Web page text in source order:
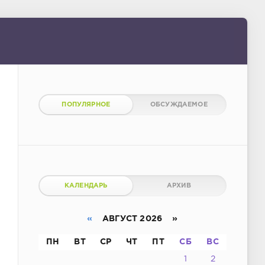
ПОПУЛЯРНОЕ ОБСУЖДАЕМОЕ
КАЛЕНДАРЬ АРХИВ
« АВГУСТ 2026 »
ПН ВТ СР ЧТ ПТ СБ ВС
1 2